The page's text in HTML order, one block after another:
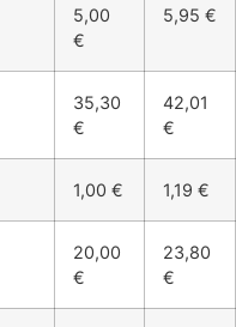
5,00
€
5,95 €
35,30
€
42,01
€
1,00 € 1,19 €
20,00
€
23,80
€